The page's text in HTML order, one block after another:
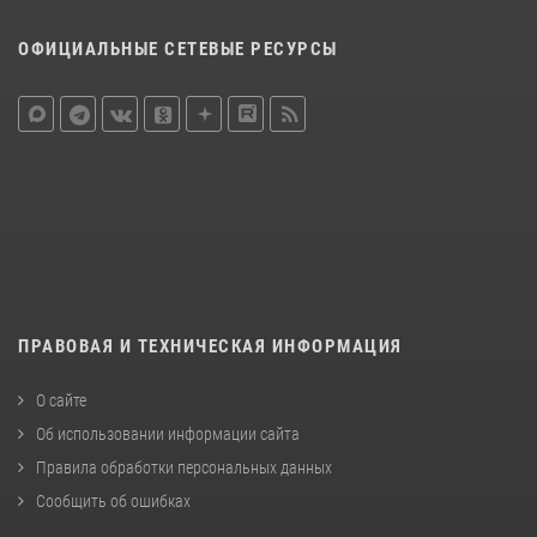
ОФИЦИАЛЬНЫЕ СЕТЕВЫЕ РЕСУРСЫ
ПРАВОВАЯ И ТЕХНИЧЕСКАЯ ИНФОРМАЦИЯ
О сайте
Об использовании информации сайта
Правила обработки персональных данных
Сообщить об ошибках